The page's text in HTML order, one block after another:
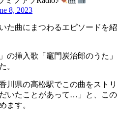
8, 2023
た曲にまつわるエピソードを紹
の挿入歌「竈門炭治郎のうた」
。
川県の高松駅でこの曲をストリ
いたことがあって…」と、この
ます。